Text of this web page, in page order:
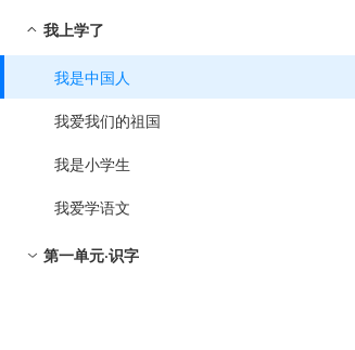
我上学了
我是中国人
我爱我们的祖国
我是小学生
我爱学语文
第一单元·识字